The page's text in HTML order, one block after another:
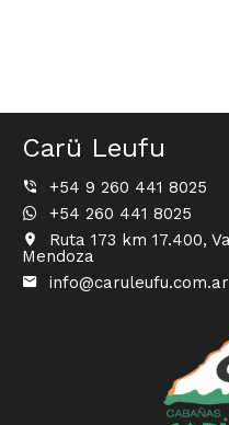
Carü Leufu
+54 9 260 441 8025
+54 260 441 8025
Ruta 173 km 17.400,
Mendoza
info@caruleufu.com.ar